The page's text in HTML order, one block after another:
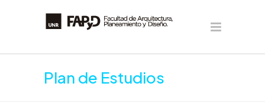
Plan de Estudios